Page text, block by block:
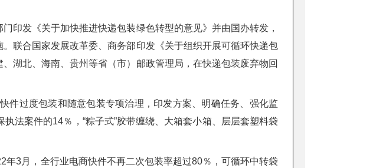
印发《关于加快推进快递包装绿色转型的意见》并由国办转发，
联合国家发展改革委、商务部印发《关于组织开展可循环快递包
湖北、海南、贵州等省（市）邮政管理局，在快递包装废弃物回
件过度包装和随意包装专项治理，印发方案、明确任务、强化监
法案件的14％，“粽子式”胶带缠绕、大箱套小箱、层层套塑料袋
年3月，全行业电商快件不再二次包装率超过80％，可循环中转袋